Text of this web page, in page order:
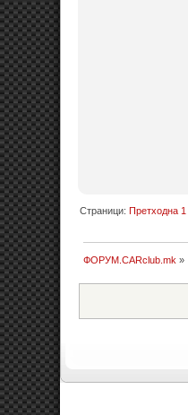
Страници: Претходна 1
ФОРУМ.CARclub.mk »